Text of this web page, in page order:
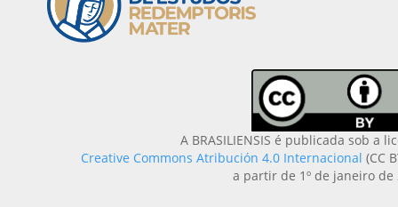
A BRASILIENSIS é publicada sob a
Creative Commons Atribución 4.0 Internacional (CC
a partir de 1º de janeiro de